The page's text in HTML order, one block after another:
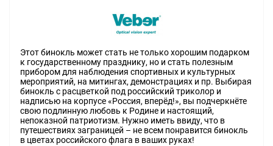
Этот бинокль может стать не только хорошим подарком
к государственному празднику, но и стать полезным
прибором для наблюдения спортивных и культурных
мероприятий, на митингах, демонстрациях и пр. Выбирая
бинокль с расцветкой под российский триколор и
надписью на корпусе «Россия, вперёд!», вы подчеркнёте
свою подлинную любовь к Родине и настоящий,
непоказной патриотизм. Нужно иметь ввиду, что в
путешествиях заграницей – не всем понравится бинокль
в цветах российского флага в ваших руках!